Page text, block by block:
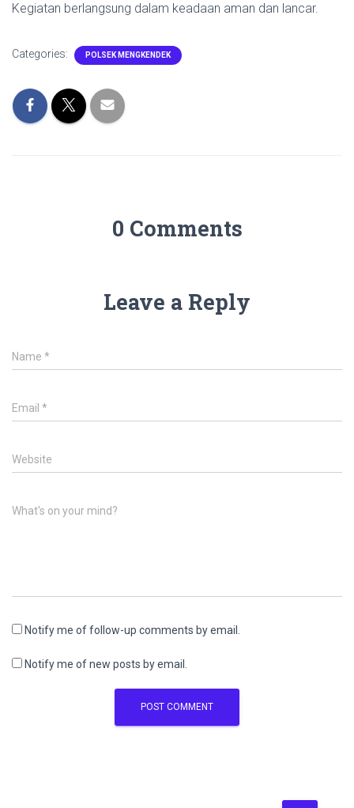
Kegiatan berlangsung dalam keadaan aman dan lancar.
Categories: POLSEK MENGKENDEK
0 Comments
Leave a Reply
Name *
Email *
Website
What's on your mind?
Notify me of follow-up comments by email.
Notify me of new posts by email.